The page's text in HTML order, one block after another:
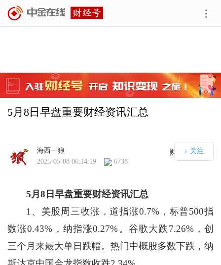
5月8日早盘重要财经资讯汇总
财经号APP
海西一狼
2025-05-08 06:14:19
6738
5月8日早盘重要财经资讯汇总
1、美股周三收涨，道指涨0.7%，标普500指
数涨0.43%，纳指涨0.27%。谷歌大跌7.26%，创
三个月来最大单日跌幅。热门中概股多数下跌，纳